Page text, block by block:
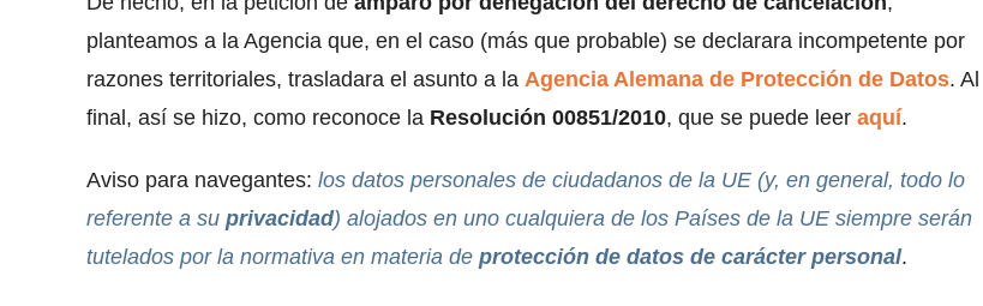
planteamos a la Agencia que, en el caso (más que probable) se declarara incompetente por
razones territoriales, trasladara el asunto a la Agencia Alemana de Protección de Datos. Al
final, así se hizo, como reconoce la Resolución 00851/2010, que se puede leer aquí.
Aviso para navegantes: los datos personales de ciudadanos de la UE (y, en general, todo lo
referente a su privacidad) alojados en uno cualquiera de los Países de la UE siempre serán
tutelados por la normativa en materia de protección de datos de carácter personal.